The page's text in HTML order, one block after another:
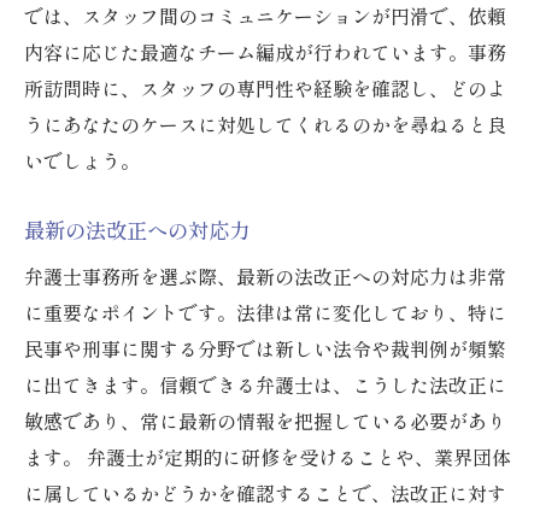
では、スタッフ間のコミュニケーションが円滑で、依頼
内容に応じた最適なチーム編成が行われています。事務
所訪問時に、スタッフの専門性や経験を確認し、どのよ
うにあなたのケースに対処してくれるのかを尋ねると良
いでしょう。
最新の法改正への対応力
弁護士事務所を選ぶ際、最新の法改正への対応力は非常
に重要なポイントです。法律は常に変化しており、特に
民事や刑事に関する分野では新しい法令や裁判例が頻繁
に出てきます。信頼できる弁護士は、こうした法改正に
敏感であり、常に最新の情報を把握している必要があり
ます。 弁護士が定期的に研修を受けることや、業界団体
に属しているかどうかを確認することで、法改正に対す